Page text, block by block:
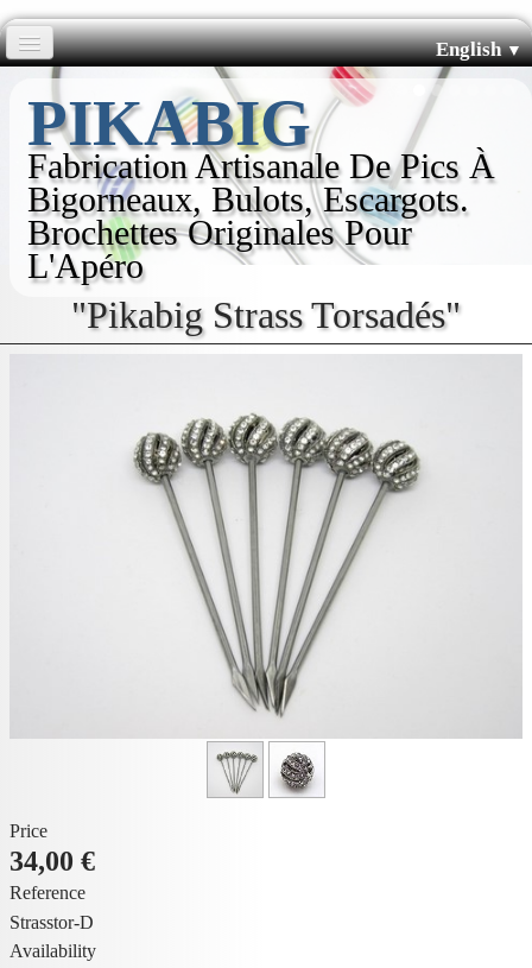
English▼
Pics Courbés
Pics Droits
Boutiques
L'histoire de Pikabig
PIKABIG
Fabrication Artisanale De Pics À
Bigorneaux, Bulots, Escargots.
Brochettes Originales Pour
L'Apéro
"Pikabig Strass Torsadés"
Price
34,00 €
Reference
Strasstor-D
Availability